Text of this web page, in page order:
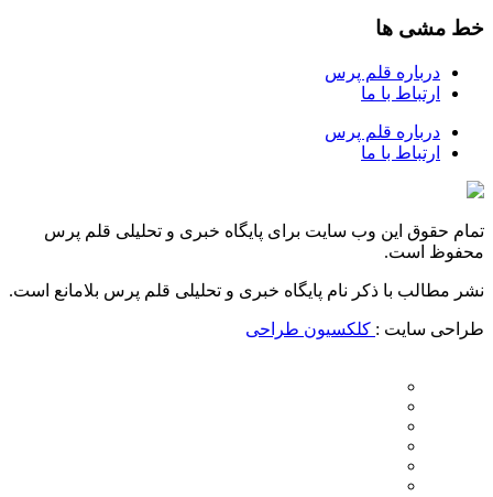
خط مشی ها
درباره قلم پرس
ارتباط با ما
درباره قلم پرس
ارتباط با ما
تمام حقوق این وب سایت برای پایگاه خبری و تحلیلی قلم پرس
محفوظ است.
نشر مطالب با ذکر نام پایگاه خبری و تحلیلی قلم پرس بلامانع است.
طراحی سایت : کلکسیون طراحی